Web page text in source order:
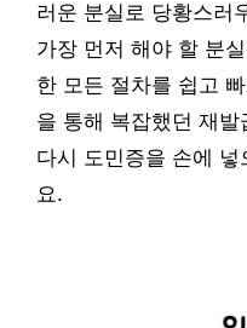
러운 분실로 당황스러
가장 먼저 해야 할 분
한 모든 절차를 쉽고
을 통해 복잡했던 재
다시 도민증을 손에
요.